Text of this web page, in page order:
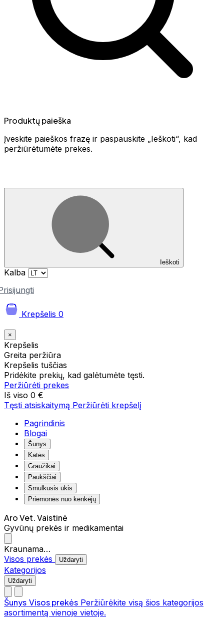
Produktų paieška
Įveskite paieškos frazę ir paspauskite „Ieškoti“, kad
peržiūrėtumėte prekes.
Ieškoti
Kalba
Krepšelis 0
×
Krepšelis
Greita peržiūra
Krepšelis tuščias
Pridėkite prekių, kad galėtumėte tęsti.
Peržiūrėti prekes
Iš viso 0 €
Tęsti atsiskaitymą Peržiūrėti krepšelį
Pagrindinis
Blogai
Šunys
Katės
Graužikai
Paukščiai
Smulkusis ūkis
Priemonės nuo kenkėjų
Aro Vet. Vaistinė
Gyvūnų prekės ir medikamentai
Kraunama…
Visos prekės
Uždaryti
Kategorijos
Uždaryti
Šunys Visos prekės Peržiūrėkite visą šios kategorijos
asortimentą vienoje vietoje.